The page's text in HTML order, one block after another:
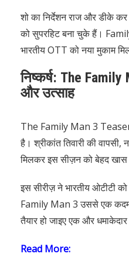
शो का निर्देशन राज और डीके
को सुपरहिट बना चुके हैं।
भारतीय OTT को नया मुकाम
निष्कर्ष: The
और उत्साह
The Family Man 3
है। श्रीकांत तिवारी की
मिलकर इस सीज़न को बेहद खास
इस सीरीज़ ने भारतीय ओटीटी
Family Man 3 उससे एक
तैयार हो जाइए एक और
Read More: